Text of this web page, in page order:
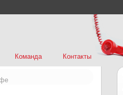
Команда Контакты